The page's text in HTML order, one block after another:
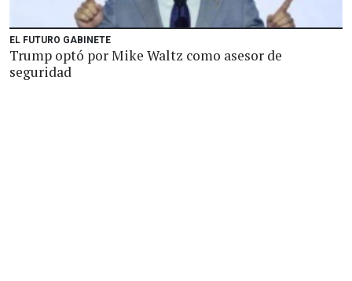
EL FUTURO GABINETE
Trump optó por Mike Waltz como asesor de
seguridad